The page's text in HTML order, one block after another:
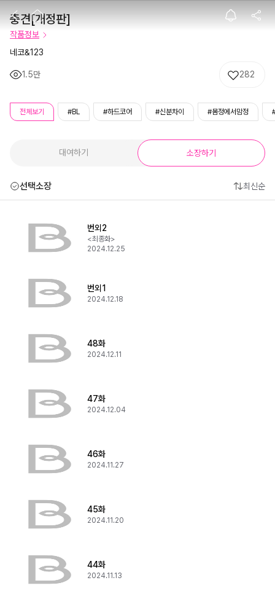
충견[개정판]
충견[개정판]
작품정보
네코&123
1.5만 282
전체보기 #BL #하드코어 #신분차이 #몸정에서맘정
대여하기 소장하기
선택소장 최신순
번외2
<최종화>
2024.12.25
번외1
2024.12.18
48화
2024.12.11
47화
2024.12.04
46화
2024.11.27
45화
2024.11.20
44화
2024.11.13